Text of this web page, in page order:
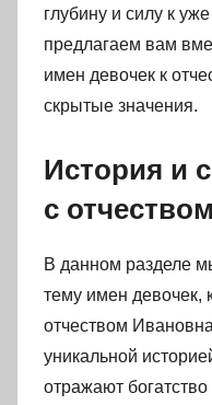
глубину и силу к
предлагаем вам
имен девочек к
скрытые значения.
История и
с
В данном разделе
тему имен девочек,
отчеством
уникальной
отражают богатство